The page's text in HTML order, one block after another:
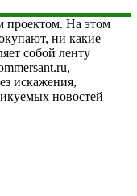
проектом. На этом
ни какие
собой ленту
искажения,
новостей